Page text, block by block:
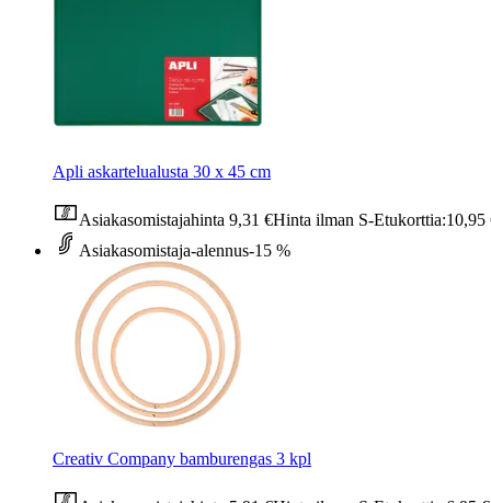
Apli askartelualusta 30 x 45 cm
Asiakasomistajahinta 9,31 €Hinta ilman S-Etukorttia:10,95
Asiakasomistaja-alennus-15 %
Creativ Company bamburengas 3 kpl